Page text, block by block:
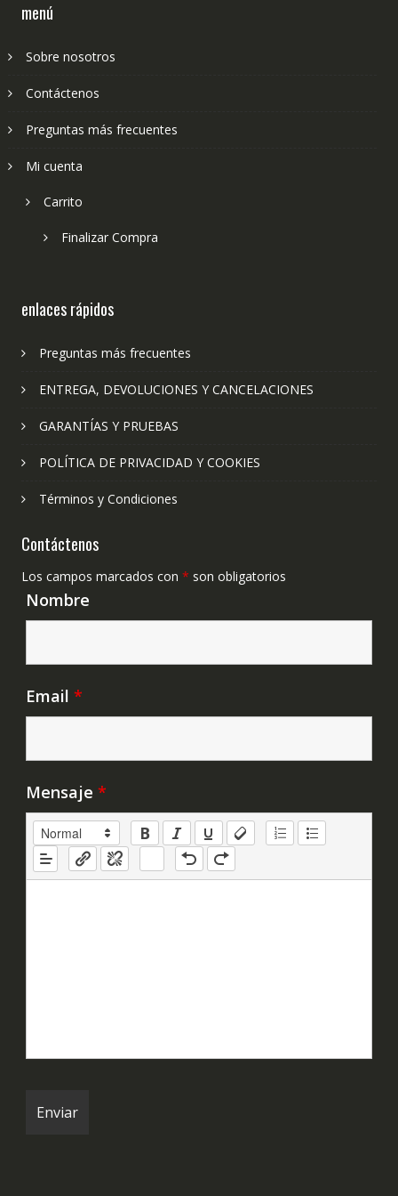
menú
Sobre nosotros
Contáctenos
Preguntas más frecuentes
Mi cuenta
Carrito
Finalizar Compra
enlaces rápidos
Preguntas más frecuentes
ENTREGA, DEVOLUCIONES Y CANCELACIONES
GARANTÍAS Y PRUEBAS
POLÍTICA DE PRIVACIDAD Y COOKIES
Términos y Condiciones
Contáctenos
Los campos marcados con * son obligatorios
Nombre
Email *
Mensaje *